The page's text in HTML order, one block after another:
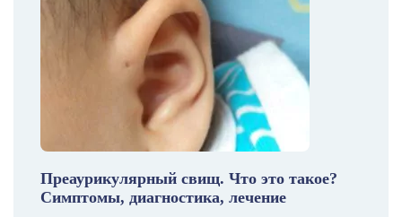
Преаурикулярный свищ. Что это такое?
Симптомы, диагностика, лечение